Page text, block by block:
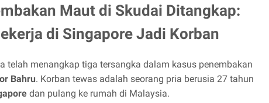
Maut di Skudai Ditangkap:
di Singapore Jadi Korban
telah menangkap tiga tersangka dalam kasus penembakan
Bahru. Korban tewas adalah seorang pria berusia 27 tahun
dan pulang ke rumah di Malaysia.